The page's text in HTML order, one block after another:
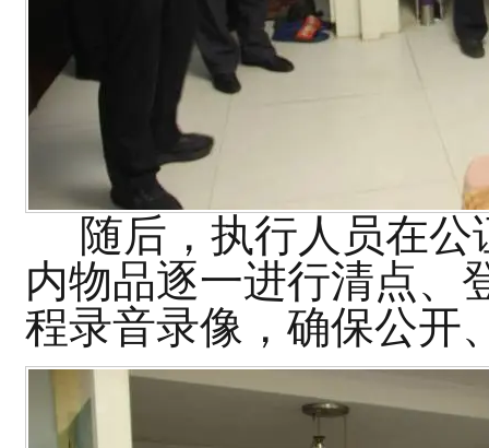
随后，执行人员在公
内物品逐一进行清点、
程录音录像，确保公开